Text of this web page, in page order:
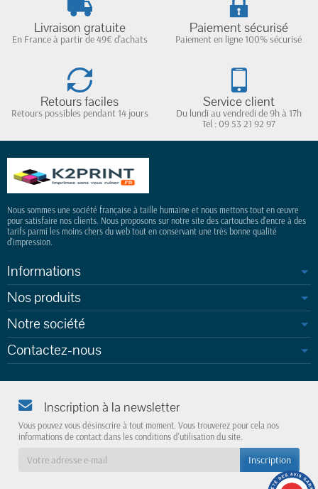
Livraison gratuite
En France à partir de 49€ d'achats
Paiement sécurisé
Paiement en ligne 100% sécurisé
Retours faciles
Retours possibles pendant 14 jours
Service client
Du lundi au vendredi de 9h à 17h
Tel : 09 53 21 92 97
Nous sommes une société française à taille humaine et nous mettons tout en œuvre
pour satisfaire nos clients. Nous proposons sur notre site des cartouches d'encre à des
tarifs parmi les moins chers du web tout en conservant une très bonne qualité
d'impression.
Informations
Nos produits
Notre société
Contactez-nous
Inscription à la newsletter
Vous pouvez vous désinscrire à tout moment. Vous trouverez pour cela nos
informations de contact dans les conditions d'utilisation du site.